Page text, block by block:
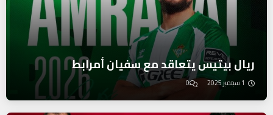
ريال بيتيس يتعاقد مع سفيان أمرابط
1 سبتمبر 2025 0